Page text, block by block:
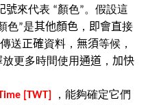
號來代表 “顏色”。假設這
色”是其他顏色 ， 即會直接
送正確資料， 無須等候，
更多時間使用通道 ， 加快
[TWT]
，能夠確定它們